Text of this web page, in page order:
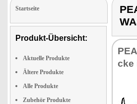
Startseite
Produkt-Übersicht:
Aktuelle Produkte
Ältere Produkte
Alle Produkte
Zubehör Produkte
cke